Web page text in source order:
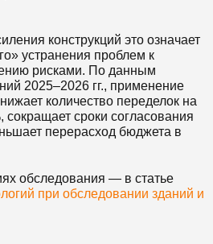
конструкций это означает
устранения проблем к
рисками. По данным
2025–2026 гг., применение
количество переделок на
сроки согласования
перерасход бюджета в
обследования — в статье
при обследовании зданий и